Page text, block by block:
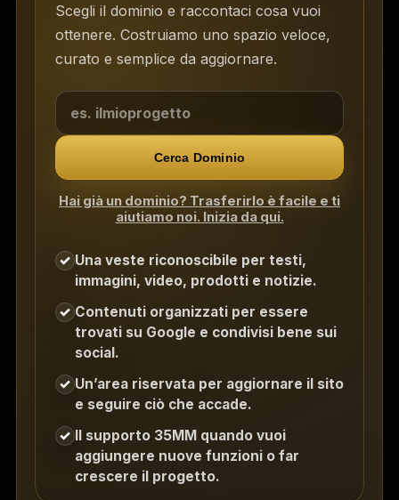
Scegli il dominio e raccontaci cosa vuoi
ottenere. Costruiamo uno spazio veloce,
curato e semplice da aggiornare.
Cerca Dominio
Hai già un dominio? Trasferirlo è facile e ti
aiutiamo noi. Inizia da qui.
✓ Una veste riconoscibile per testi,
immagini, video, prodotti e notizie.
✓ Contenuti organizzati per essere
trovati su Google e condivisi bene sui
social.
✓ Un’area riservata per aggiornare il sito
e seguire ciò che accade.
✓ Il supporto 35MM quando vuoi
aggiungere nuove funzioni o far
crescere il progetto.